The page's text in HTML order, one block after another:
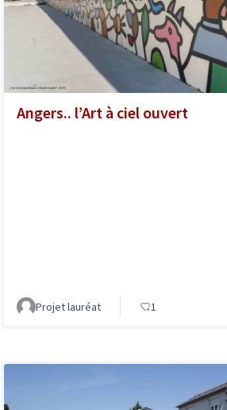
Angers.. l’Art à ciel ouvert
Projet lauréat 1